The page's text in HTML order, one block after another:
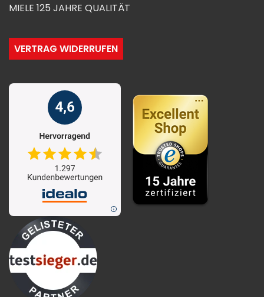
MIELE 125 JAHRE QUALITÄT
VERTRAG WIDERRUFEN